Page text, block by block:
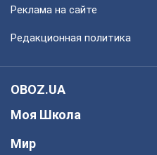
Реклама на сайте
Редакционная политика
OBOZ.UA
Моя Школа
Мир